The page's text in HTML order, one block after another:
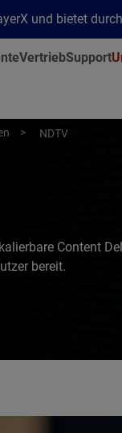
und bietet
VertriebSupport
NDTV
Content
bereit.